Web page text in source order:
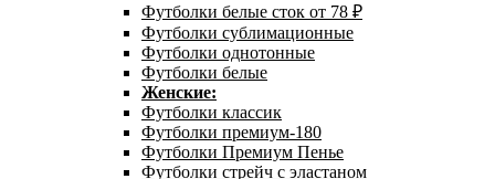
Футболки белые сток от 78 ₽
Футболки сублимационные
Футболки однотонные
Футболки белые
Женские:
Футболки классик
Футболки премиум-180
Футболки Премиум Пенье
Футболки стрейч с эластаном